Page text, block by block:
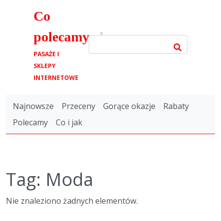
Co
polecamy.pl
PASAŻE I
SKLEPY
INTERNETOWE
Najnowsze Przeceny Gorące okazje
Rabaty
Polecamy
Co i jak
Tag: Moda
Nie znaleziono żadnych elementów.